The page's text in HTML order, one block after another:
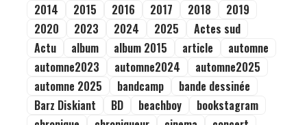
2014 2015 2016 2017 2018
2019
2020
2023 2024 2025
Actes sud
Actu
album album 2015 article
automne
automne2023
automne2024
automne2025
automne 2025
bandcamp
bande dessinée
Barz Diskiant
BD beachboy
bookstagram